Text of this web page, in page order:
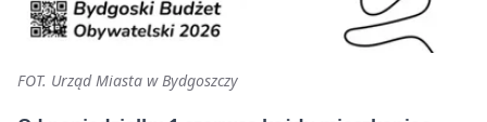
FOT. Urząd Miasta w Bydgoszczy